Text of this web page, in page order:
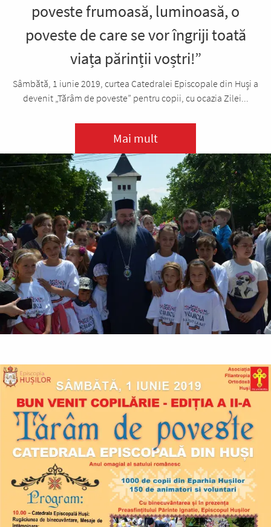
poveste frumoasă, luminoasă, o
poveste de care se vor îngriji toată
viața părinții voștri!”
Sâmbătă, 1 iunie 2019, curtea Catedralei Episcopale din Huși a
devenit „Tărâm de poveste” pentru copii, cu ocazia Zilei...
Mai mult